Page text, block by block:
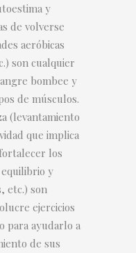
y
de volverse
aeróbicas
son cualquier
bombee y
de músculos.
(levantamiento
que implica
los
equilibrio y
etc.) son
ejercicios
para ayudarlo a
de sus